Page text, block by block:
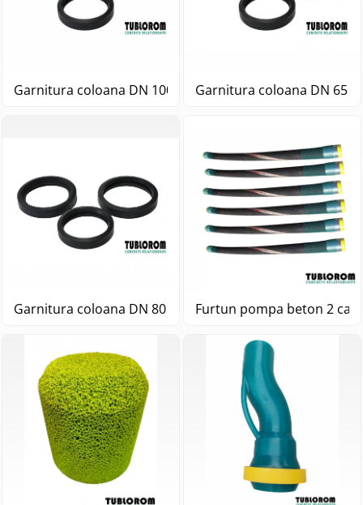
Garnitura coloana DN 100 4 " 1/2 pompa beton
Garnitura coloana DN 65
Garnitura coloana DN 80 4 " pompa betonFurtun pompa beton 2